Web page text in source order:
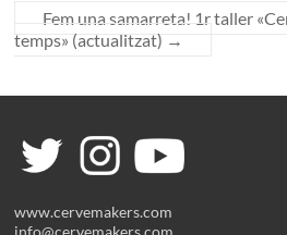
Fem una samarreta! 1r taller
temps» (actualitzat) →
www.cervemakers.com
info@cervemakers.com